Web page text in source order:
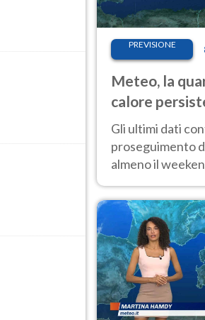
PREVISIONE
Meteo, la
calore
sempre
Gli ultimi dati
proseguimento
almeno il
intensificazione
settimana